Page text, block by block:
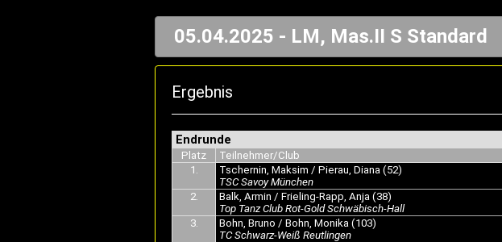
05.04.2025 - LM, Mas.II S Standard
Ergebnis
Endrunde
Platz Teilnehmer/Club
1.
Tschernin, Maksim / Pierau, Diana (52)
TSC Savoy München
2.
Balk, Armin / Frieling-Rapp, Anja (38)
Top Tanz Club Rot-Gold Schwäbisch-Hall
3.
Bohn, Bruno / Bohn, Monika (103)
TC Schwarz-Weiß Reutlingen